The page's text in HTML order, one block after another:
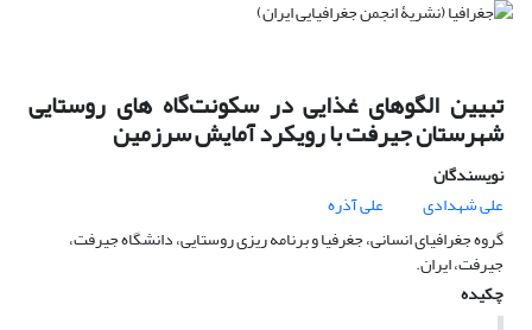
تبیین الگوهای غذایی در سکونت‌گاه های روستایی
شهرستان جیرفت با رویکرد آمایش سرزمین
نویسندگان
علی شهدادی
علی آذره
گروه جغرافیای انسانی، جغرفیا و برنامه ریزی روستایی، دانشگاه جیرفت،
جیرفت، ایران.
چکیده